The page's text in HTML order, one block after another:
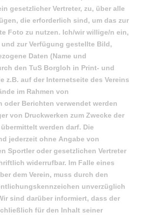
gesetzlicher Vertreter, zu, über alle
die erforderlich sind, um das zur
Foto zu nutzen. Ich/wir willige/n ein,
zur Verfügung gestellte Bild,
Daten (Name und
den TuS Borgloh in Print- und
z.B. auf der Internetseite des Vereins
im Rahmen von
oder Berichten verwendet werden
von Druckwerken zum Zwecke der
werden darf. Die
jederzeit ohne Angabe von
Sportler oder gesetzlichen Vertreter
widerrufbar. Im Falle eines
dem Verein, muss durch den
unverzüglich
sind darüber informiert, dass der
für den Inhalt seiner